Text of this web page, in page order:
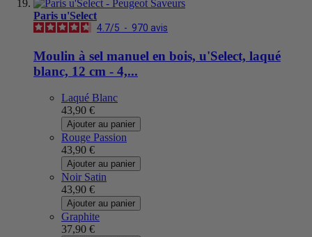
Paris u'Select
4.7/5 - 970 avis
Moulin à sel manuel en bois, u'Select, laqué
blanc, 12 cm - 4,...
Laqué Blanc
43,90 €
Ajouter au panier
Rouge Passion
43,90 €
Ajouter au panier
Noir Satin
43,90 €
Ajouter au panier
Graphite
37,90 €